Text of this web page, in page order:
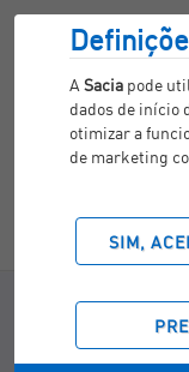
NOTÍCIAS
A Sacia pode
dados de início
otimizar a
de marketing
SIM,